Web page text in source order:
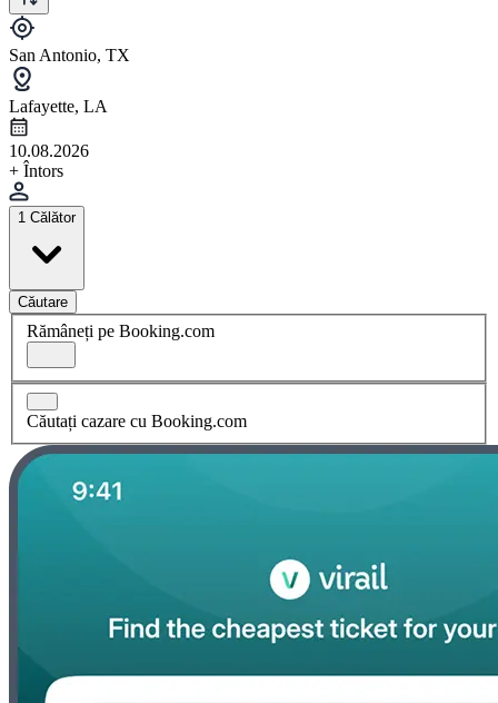
San Antonio, TX
Lafayette, LA
10.08.2026
+ Întors
1 Călător
Căutare
Rămâneți pe Booking.com
Căutați cazare cu Booking.com